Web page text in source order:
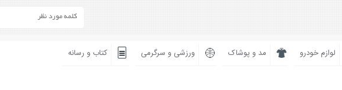
لوازم خودرو مد و پوشاک ورزشی و سرگرمی کتاب و رسانه